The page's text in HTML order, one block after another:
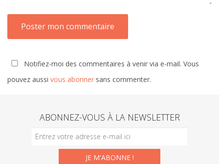
Notifiez-moi des commentaires à venir via e-mail. Vous
pouvez aussi vous abonner sans commenter.
ABONNEZ-VOUS À LA NEWSLETTER